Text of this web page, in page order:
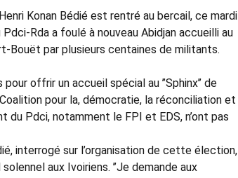
Konan Bédié est rentré au bercail, ce mardi
Rda a foulé à nouveau Abidjan accueilli au
Bouët par plusieurs centaines de militants.
offrir un accueil spécial au ’’Sphinx’’ de
pour la, démocratie, la réconciliation et
du Pdci, notamment le FPI et EDS, n’ont pas
interrogé sur l’organisation de cette élection,
aux Ivoiriens. ’’Je demande aux